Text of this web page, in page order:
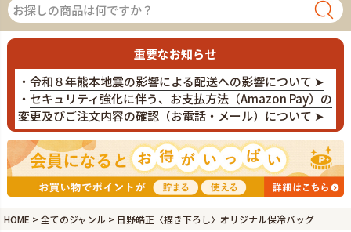
重要なお知らせ
・ 令和８年熊本地震の影響による配送への影響について ➤
・ セキュリティ強化に伴う、お支払方法（Amazon Pay）の
変更及びご注文内容の確認（お電話・メール）について ➤
HOME 全てのジャンル 日野皓正〈描き下ろし〉オリジナル保冷バッグ